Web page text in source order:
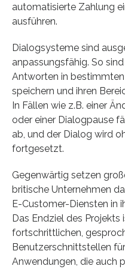
automatisierte Zahlung
ausführen.
Dialogsysteme sind
anpassungsfähig. So
Antworten in
speichern und ihren
In Fällen wie z.B. einer
oder einer Dialogpause
ab, und der Dialog wird
fortgesetzt.
Gegenwärtig setzen
britische Unternehmen
E-Customer-Diensten in
Das Endziel des Projekts
fortschrittlichen,
Benutzerschnittstellen
Anwendungen, die auch